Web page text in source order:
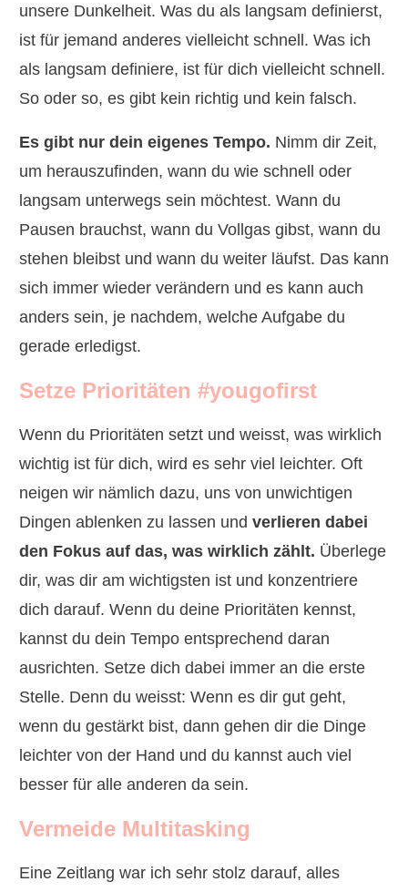
unsere Dunkelheit. Was du als langsam definierst,
ist für jemand anderes vielleicht schnell. Was ich
als langsam definiere, ist für dich vielleicht schnell.
So oder so, es gibt kein richtig und kein falsch.
Es gibt nur dein eigenes Tempo. Nimm dir Zeit,
um herauszufinden, wann du wie schnell oder
langsam unterwegs sein möchtest. Wann du
Pausen brauchst, wann du Vollgas gibst, wann du
stehen bleibst und wann du weiter läufst. Das kann
sich immer wieder verändern und es kann auch
anders sein, je nachdem, welche Aufgabe du
gerade erledigst.
Setze Prioritäten #yougofirst
Wenn du Prioritäten setzt und weisst, was wirklich
wichtig ist für dich, wird es sehr viel leichter. Oft
neigen wir nämlich dazu, uns von unwichtigen
Dingen ablenken zu lassen und verlieren dabei
den Fokus auf das, was wirklich zählt. Überlege
dir, was dir am wichtigsten ist und konzentriere
dich darauf. Wenn du deine Prioritäten kennst,
kannst du dein Tempo entsprechend daran
ausrichten. Setze dich dabei immer an die erste
Stelle. Denn du weisst: Wenn es dir gut geht,
wenn du gestärkt bist, dann gehen dir die Dinge
leichter von der Hand und du kannst auch viel
besser für alle anderen da sein.
Vermeide Multitasking
Eine Zeitlang war ich sehr stolz darauf, alles